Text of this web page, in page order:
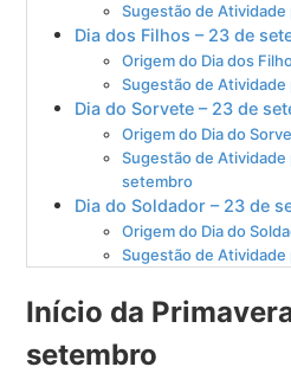
Sugestão de Atividade
Dia dos Filhos – 23 de
Origem do Dia dos
Sugestão de Atividade
Dia do Sorvete – 23 de
Origem do Dia do
Sugestão de Atividade
setembro
Dia do Soldador – 23 de
Origem do Dia do
Sugestão de Atividade
Início da
setembro